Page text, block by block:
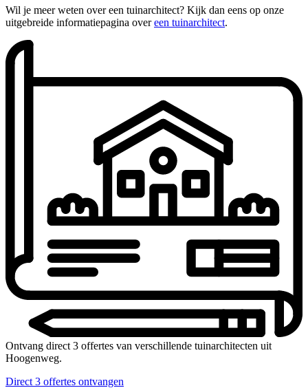
Wil je meer weten over een tuinarchitect? Kijk dan eens op onze
uitgebreide informatiepagina overeen tuinarchitect.
Ontvang direct 3 offertes van verschillende tuinarchitecten uit
Hoogenweg.
Direct 3 offertes ontvangen